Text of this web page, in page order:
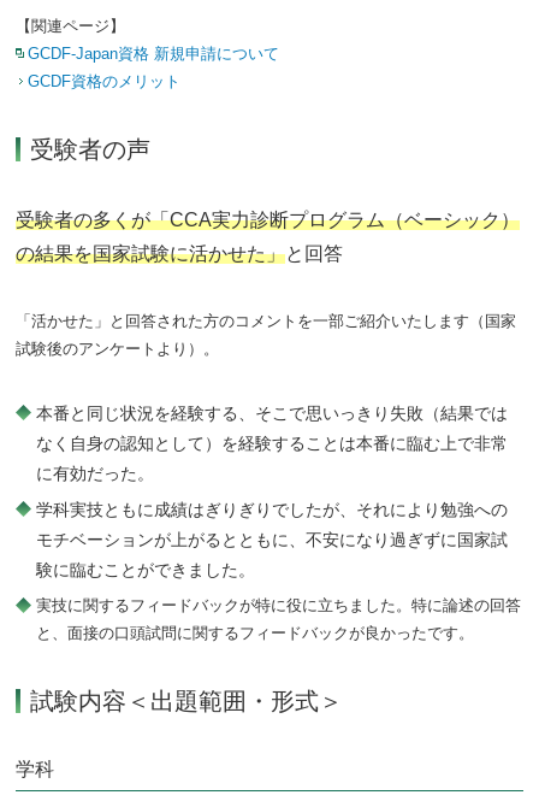
【関連ページ】
GCDF-Japan資格 新規申請について
GCDF資格のメリット
受験者の声
受験者の多くが「CCA実力診断プログラム（ベーシック）
の結果を国家試験に活かせた」と回答
「活かせた」と回答された方のコメントを一部ご紹介いたします（国家
試験後のアンケートより）。
本番と同じ状況を経験する、そこで思いっきり失敗（結果では
なく自身の認知として）を経験することは本番に臨む上で非常
に有効だった。
学科実技ともに成績はぎりぎりでしたが、それにより勉強への
モチベーションが上がるとともに、不安になり過ぎずに国家試
験に臨むことができました。
実技に関するフィードバックが特に役に立ちました。特に論述の回答
と、面接の口頭試問に関するフィードバックが良かったです。
試験内容＜出題範囲・形式＞
学科